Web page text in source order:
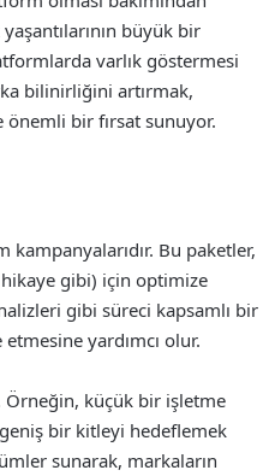
büyük bir
varlık göstermesi
bilinirliğini artırmak,
önemli bir fırsat sunuyor.
Bu paketler,
gibi) için optimize
gibi süreci kapsamlı bir
yardımcı olur.
Örneğin, küçük bir işletme
bir kitleyi hedeflemek
sunarak, markaların